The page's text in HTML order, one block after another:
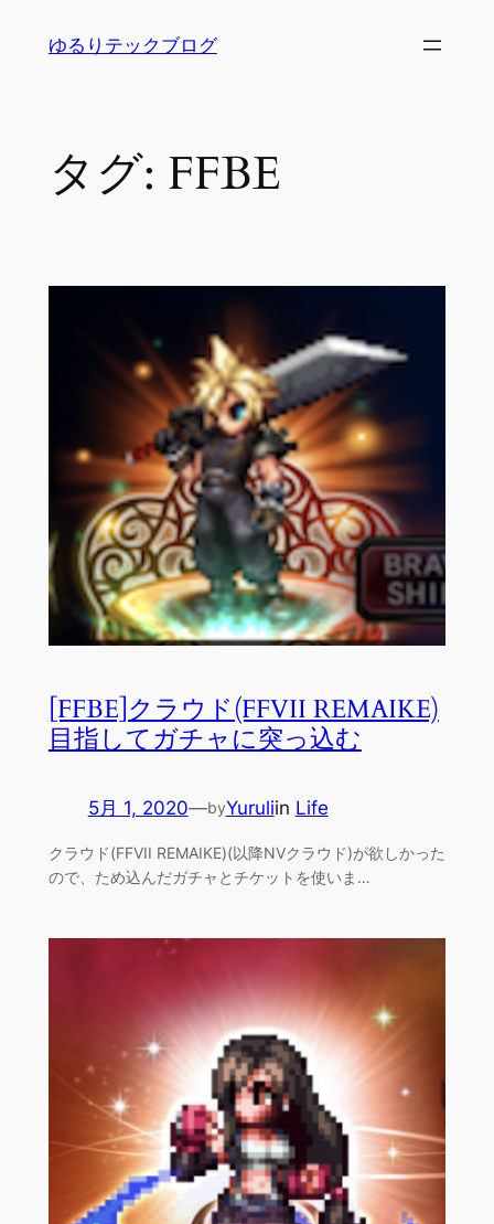
ゆるりテックブログ
タグ: FFBE
[FFBE]クラウド(FFVII REMAIKE)
目指してガチャに突っ込む
5月 1, 2020—byYuruliin Life
クラウド(FFVII REMAIKE)(以降NVクラウド)が欲しかった
ので、ため込んだガチャとチケットを使いま…